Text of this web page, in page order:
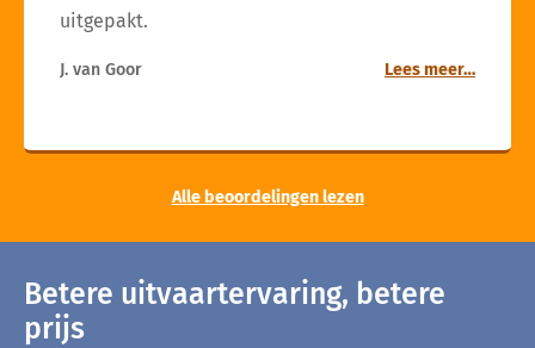
uitgepakt.
J. van Goor Lees meer…
Alle beoordelingen lezen
Betere uitvaartervaring, betere
prijs